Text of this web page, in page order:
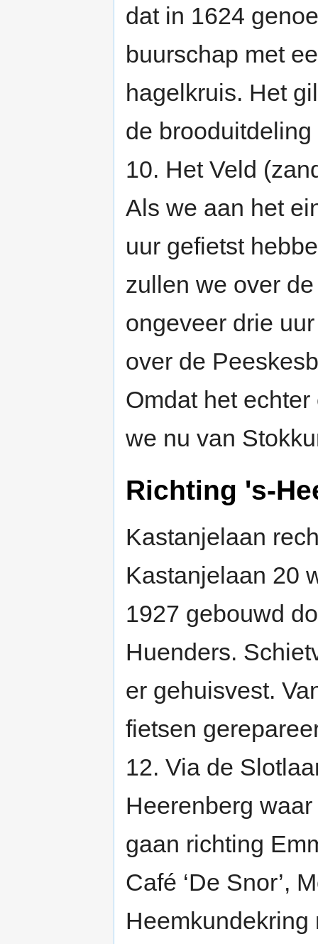
dat in 1624
buurschap met
hagelkruis. Het
de
10. Het Veld
Als we aan het
uur gefietst
zullen we over
ongeveer drie
over de
Omdat het
we nu van
Richting 's-
Kastanjelaan
Kastanjelaan 20
1927 gebouwd
Huenders.
er gehuisvest.
fietsen
12. Via de
Heerenberg
gaan richting
Café ‘De Snor’,
Heemkundekring